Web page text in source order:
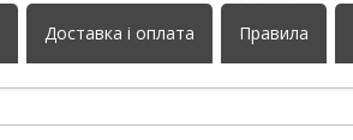
Доставка і оплата Правила